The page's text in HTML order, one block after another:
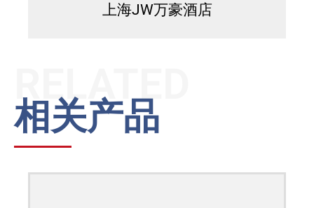
上海JW万豪酒店
相关产品
RELATED